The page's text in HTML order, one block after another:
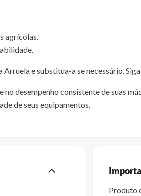
agrícolas.
e substitua-a se necessário.
no desempenho consistente de suas
de seus equipamentos.
Produto